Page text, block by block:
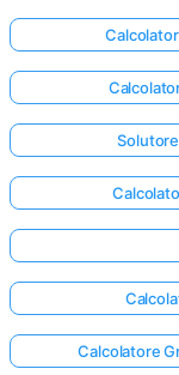
Calcolatore